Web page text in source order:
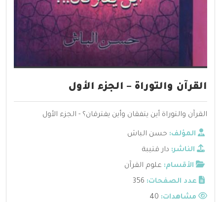
القرآن والتوراة – الجزء الأول
القرآن والتوراة أين يتفقان وأين يفترقان؟ - الجزء الأول
المؤلف: حسن الباش
الناشر: دار قتيبة
الأقسام: علوم القرآن
عدد الصفحات: 356
مشاهدات: